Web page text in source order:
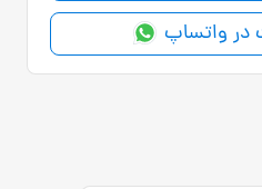
در واتساپ